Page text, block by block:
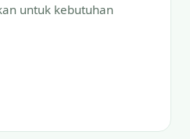
untuk kebutuhan